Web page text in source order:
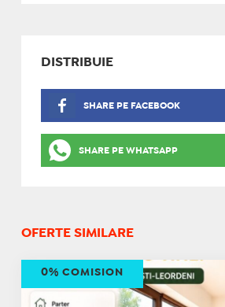
DISTRIBUIE
SHARE PE FACEBOOK
SHARE PE WHATSAPP
OFERTE SIMILARE
0% COMISION